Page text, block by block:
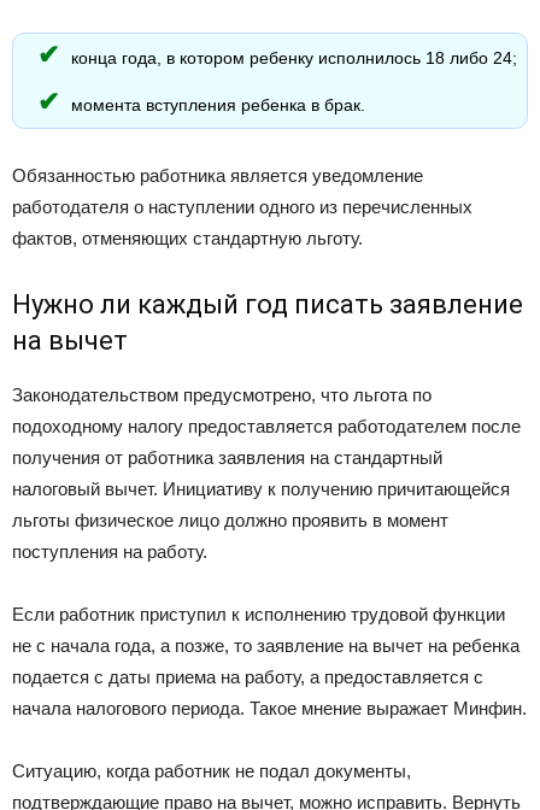
конца года, в котором ребенку исполнилось 18 либо 24;
момента вступления ребенка в брак.
Обязанностью работника является уведомление
работодателя о наступлении одного из перечисленных
фактов, отменяющих стандартную льготу.
Нужно ли каждый год писать заявление
на вычет
Законодательством предусмотрено, что льгота по
подоходному налогу предоставляется работодателем после
получения от работника заявления на стандартный
налоговый вычет. Инициативу к получению причитающейся
льготы физическое лицо должно проявить в момент
поступления на работу.
Если работник приступил к исполнению трудовой функции
не с начала года, а позже, то заявление на вычет на ребенка
подается с даты приема на работу, а предоставляется с
начала налогового периода. Такое мнение выражает Минфин.
Ситуацию, когда работник не подал документы,
подтверждающие право на вычет, можно исправить. Вернуть